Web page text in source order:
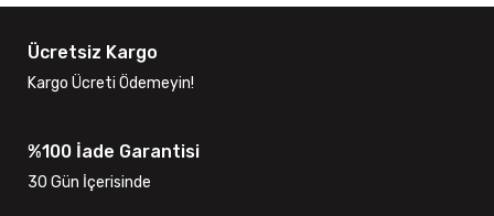
Ücretsiz Kargo
Kargo Ücreti Ödemeyin!
%100 İade Garantisi
30 Gün İçerisinde